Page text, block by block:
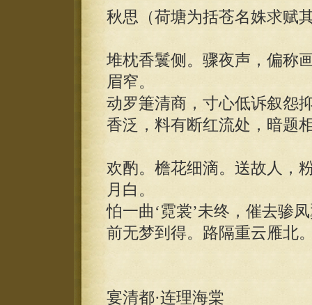
秋思（荷塘为括苍名姝求赋
堆枕香鬟侧。骤夜声，偏称
眉窄。
动罗箑清商，寸心低诉叙怨
香泛，料有断红流处，暗题
欢酌。檐花细滴。送故人，
月白。
怕一曲‘霓裳’未终，催去骖
前无梦到得。路隔重云雁北
宴清都·连理海棠